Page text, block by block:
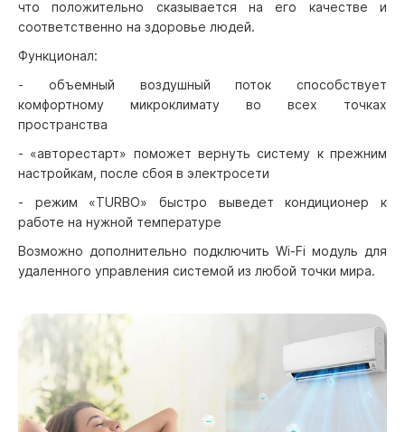
что положительно сказывается на его качестве и
соответственно на здоровье людей.
Функционал:
- объемный воздушный поток способствует
комфортному микроклимату во всех точках
пространства
- «авторестарт» поможет вернуть систему к прежним
настройкам, после сбоя в электросети
- режим «TURBO» быстро выведет кондиционер к
работе на нужной температуре
Возможно дополнительно подключить Wi-Fi модуль для
удаленного управления системой из любой точки мира.